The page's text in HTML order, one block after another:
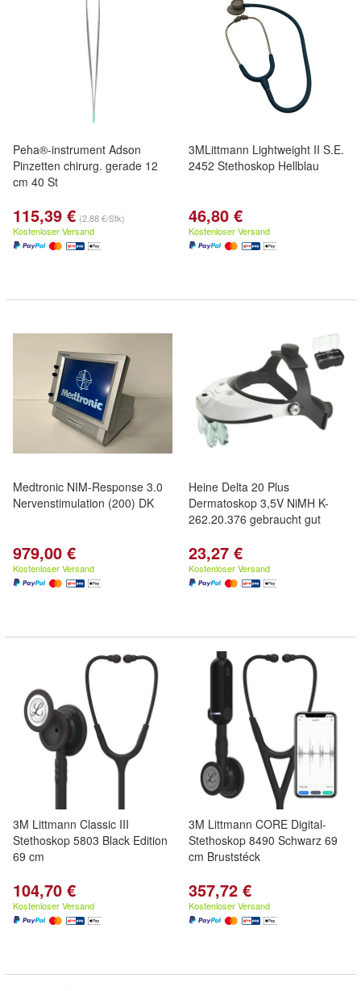
Peha®-instrument Adson
Pinzetten chirurg. gerade 12
cm 40 St
115,39 € (2,88 €/Stk)
Kostenloser Versand
3MLittmann Lightweight II S.E.
2452 Stethoskop Hellblau
46,80 €
Kostenloser Versand
Medtronic NIM-Response 3.0
Nervenstimulation (200) DK
979,00 €
Kostenloser Versand
Heine Delta 20 Plus
Dermatoskop 3,5V NiMH K-
262.20.376 gebraucht gut
23,27 €
Kostenloser Versand
3M Littmann Classic III
Stethoskop 5803 Black Edition
69 cm
104,70 €
Kostenloser Versand
3M Littmann CORE Digital-
Stethoskop 8490 Schwarz 69
cm Bruststéck
357,72 €
Kostenloser Versand